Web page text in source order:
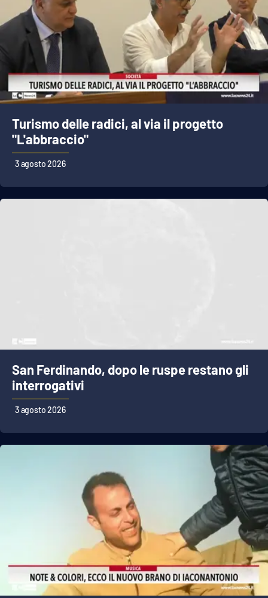
Turismo delle radici, al via il progetto
"L'abbraccio"
3 agosto 2026
San Ferdinando, dopo le ruspe restano gli
interrogativi
3 agosto 2026